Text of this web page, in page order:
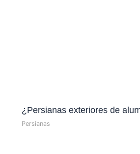
¿Persianas exteriores de
Persianas